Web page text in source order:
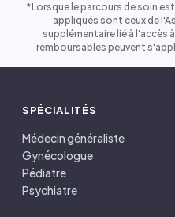
*Lorsque le parcours de soin
appliqués sont ceux de
supplémentaire lié à l'accès
remboursables peuvent
SPÉCIALITÉS
Médecin généraliste
Gynécologue
Pédiatre
Psychiatre